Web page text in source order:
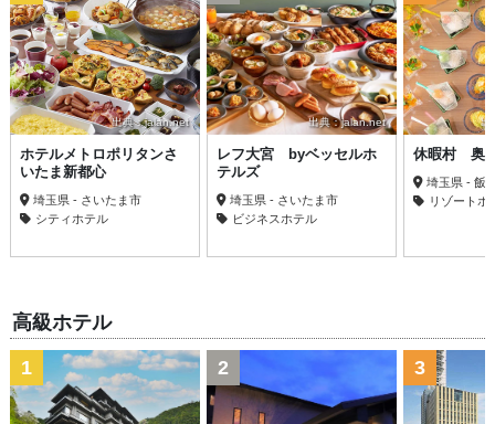
出典：jalan.net
ホテルメトロポリタンさ
いたま新都心
埼玉県 - さいたま市
シティホテル
出典：jalan.net
レフ大宮 byベッセルホ
テルズ
埼玉県 - さいたま市
ビジネスホテル
出
休暇村 奥
埼玉県 - 飯
リゾートホ
高級ホテル
1 2 3